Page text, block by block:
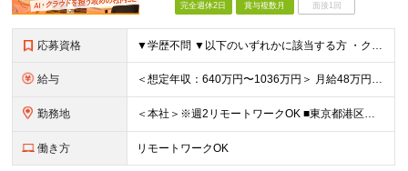
完全週休2日 賞与複数月 面接1回
応募資格 ▼学歴不問 ▼以下のいずれかに該当する方 ・クラウド環境(AWS, GCP, Azure等)におけるICTインフラの構築実務経験 ・Python, Bash, PowerShell等のスクリプト言語を
給与 ＜想定年収：640万円〜1036万円＞ 月給48万円～78万円＋賞与年2回 ※上記には住宅手当（一律支給：5～10万円） ワークスタイル手当（3～5万円 ※通勤手当）が含まれます ※固定残業代（月
勤務地 ＜本社＞※週2リモートワークOK ■東京都港区西新橋3-3-1 KDX西新橋ビル 3階 ※(変更の範囲)上記を除く当社関連勤務地
働き方 リモートワークOK